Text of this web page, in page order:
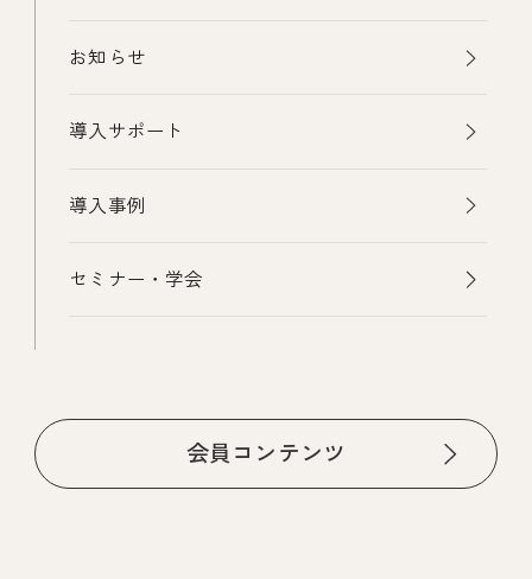
お知らせ
導入サポート
導入事例
セミナー・学会
会員コンテンツ